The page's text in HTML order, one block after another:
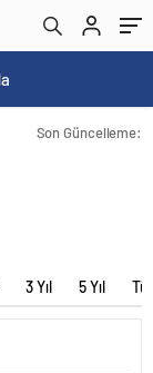
Son Güncelleme:
3 Yıl 5 Yıl